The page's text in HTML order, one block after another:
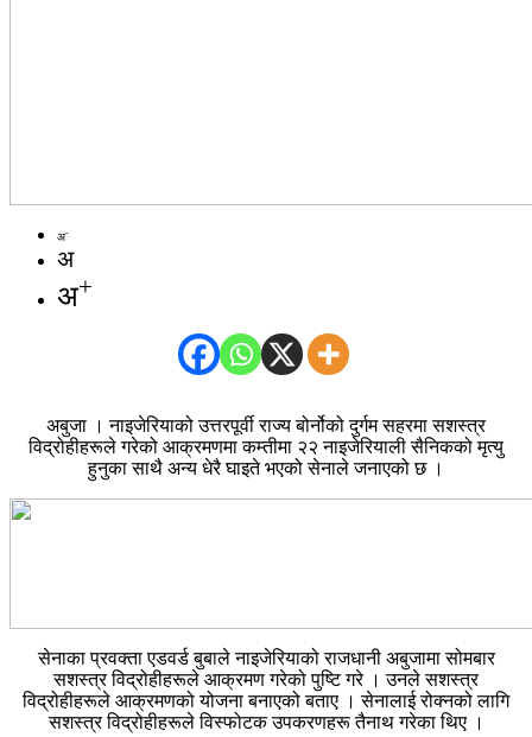
अ-
अ
अ+
अबुजा । नाइजेरियाको उत्तरपूर्वी राज्य बोर्नोको दुर्गम सहरमा सशस्त्र
विद्रोहीहरूले गरेको आक्रमणमा कम्तीमा २२ नाइजेरियाली सैनिकको मृत्यु
हुनुका साथै अन्य धेरै घाइते भएको सेनाले जनाएको छ ।
सेनाका प्रवक्ता एडवर्ड बुबाले नाइजेरियाको राजधानी अबुजामा सोमबार
सशस्त्र विद्रोहीहरूले आक्रमण गरेको पुष्टि गरे । उनले सशस्त्र
विद्रोहीहरूले आक्रमणको योजना बनाएको बताए । सेनालाई रोक्नको लागि
सशस्त्र विद्रोहीहरूले विस्फोटक उपकरणहरू तैनाथ गरेका थिए ।